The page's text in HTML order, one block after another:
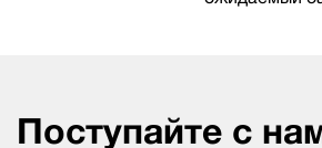
Поступайте с